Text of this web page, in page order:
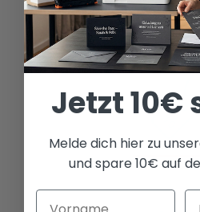
Versand
Jetzt 10€
Melde dich hier zu
und spare 10€ auf